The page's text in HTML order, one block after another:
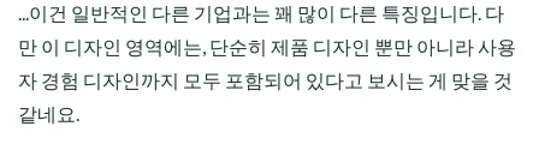
...이건 일반적인 다른 기업과는 꽤 많이 다른 특징입니다. 다
만 이 디자인 영역에는, 단순히 제품 디자인 뿐만 아니라 사용
자 경험 디자인까지 모두 포함되어 있다고 보시는 게 맞을 것
같네요.